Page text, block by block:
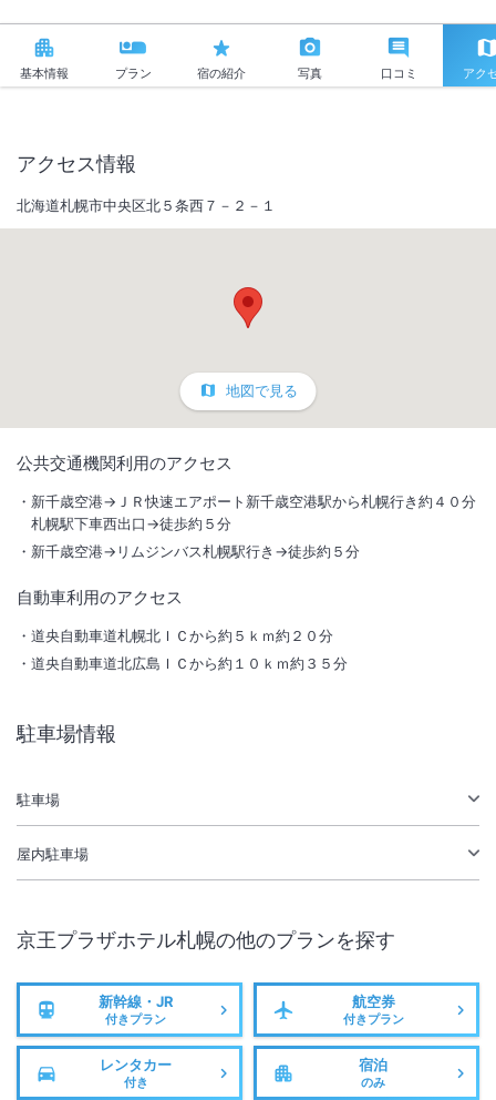
基本情報 プラン 宿の紹介 写真 口コミ アク
札幌駅から徒歩5分の好立地。心温まるサービスと上質なステイが叶う
です。
INチェックイン
15:00/ OUT チェックアウト
11:00
アクセス情報
北海道札幌市中央区北５条西７－２－１
地図で見る
公共交通機関利用のアクセス
新千歳空港→ＪＲ快速エアポート新千歳空港駅から札幌行き約４０分
札幌駅下車西出口→徒歩約５分
新千歳空港→リムジンバス札幌駅行き→徒歩約５分
自動車利用のアクセス
道央自動車道札幌北ＩＣから約５ｋｍ約２０分
道央自動車道北広島ＩＣから約１０ｋｍ約３５分
駐車場情報
駐車場
屋内駐車場
京王プラザホテル札幌の他のプランを探す
新幹線・JR
付きプラン
航空券
付きプラン
レンタカー
付き
宿泊
のみ